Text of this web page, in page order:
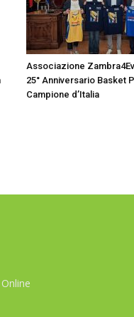
Associazione
25° Anniversario Basket
Campione d’Italia